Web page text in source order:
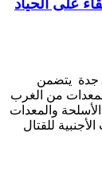
على الحياد
جدة يتضمن
من الغرب
والمعدات
للقتال